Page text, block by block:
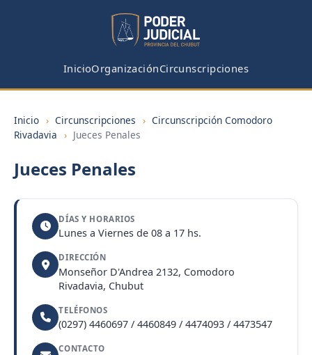
InicioOrganizaciónCircunscripciones
Inicio › Circunscripciones › Circunscripción Comodoro
Rivadavia › Jueces Penales
Jueces Penales
DÍAS Y HORARIOS
Lunes a Viernes de 08 a 17 hs.
DIRECCIÓN
Monseñor D'Andrea 2132, Comodoro
Rivadavia, Chubut
TELÉFONOS
(0297) 4460697 / 4460849 / 4474093 / 4473547
CONTACTO